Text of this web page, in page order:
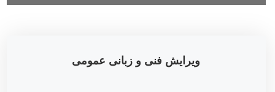
ویرایش فنی و زبانی عمومی